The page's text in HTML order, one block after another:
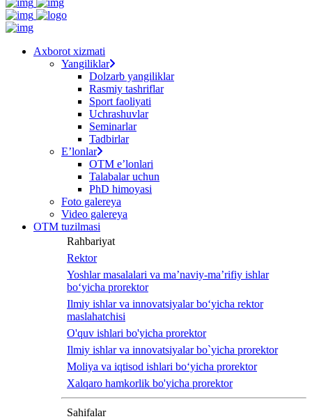
Axborot xizmati
Yangiliklar
Dolzarb yangiliklar
Rasmiy tashriflar
Sport faoliyati
Uchrashuvlar
Seminarlar
Tadbirlar
Eʼlonlar
OTM eʼlonlari
Talabalar uchun
PhD himoyasi
Foto galereya
Video galereya
OTM tuzilmasi
Rahbariyat
Rektor
Yoshlar masalalari va ma’naviy-ma’rifiy ishlar
bo‘yicha prorektor
Ilmiy ishlar va innovatsiyalar bo‘yicha rektor
maslahatchisi
O'quv ishlari bo'yicha prorektor
Ilmiy ishlar va innovatsiyalar bo`yicha prorektor
Moliya va iqtisod ishlari bo‘yicha prorektor
Xalqaro hamkorlik bo'yicha prorektor
Sahifalar